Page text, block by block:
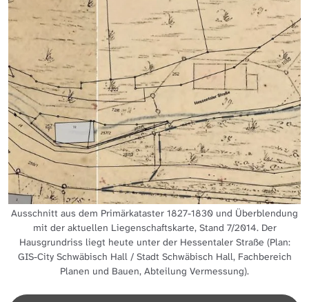
Ausschnitt aus dem Primärkataster 1827-1830 und Überblendung
mit der aktuellen Liegenschaftskarte, Stand 7/2014. Der
Hausgrundriss liegt heute unter der Hessentaler Straße (Plan:
GIS-City Schwäbisch Hall / Stadt Schwäbisch Hall, Fachbereich
Planen und Bauen, Abteilung Vermessung).